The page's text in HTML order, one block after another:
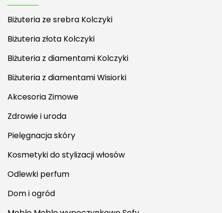
Biżuteria ze srebra Kolczyki
Biżuteria złota Kolczyki
Biżuteria z diamentami Kolczyki
Biżuteria z diamentami Wisiorki
Akcesoria Zimowe
Zdrowie i uroda
Pielęgnacja skóry
Kosmetyki do stylizacji włosów
Odlewki perfum
Dom i ogród